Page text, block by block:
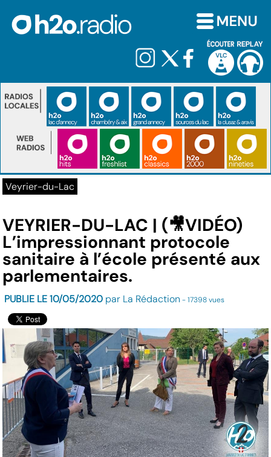
Veyrier-du-Lac
VEYRIER-DU-LAC | (🎥VIDÉO)
L’impressionnant protocole
sanitaire à l’école présenté aux
parlementaires.
PUBLIE LE 10/05/2020 par La Rédaction - 17398 vues